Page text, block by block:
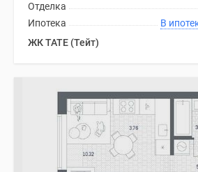
Отделка
Ипотека
ЖК TATE (Тейт)